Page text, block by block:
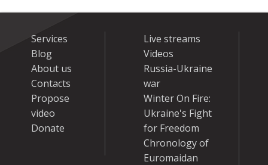
Services
Blog
About us
Contacts
Propose
video
Donate
Live streams
Videos
Russia-Ukraine
war
Winter On Fire:
Ukraine's Fight
for Freedom
Chronology of
Euromaidan